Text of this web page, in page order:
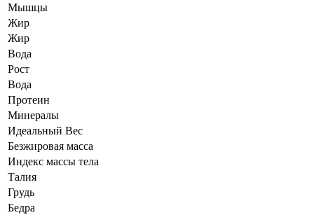
Мышцы
Жир
Жир
Вода
Рост
Вода
Протеин
Минералы
Идеальный Вес
Безжировая масса
Индекс массы тела
Талия
Грудь
Бедра